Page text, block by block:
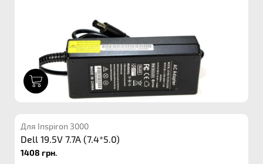
Для Inspiron 3000
Dell 19.5V 7.7A (7.4*5.0)
1408 грн.